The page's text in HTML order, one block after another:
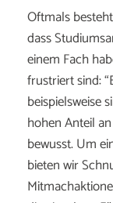
Oftmals
dass
einem Fach
frustriert sind:
beispielsweise
hohen Anteil
bewusst. Um
bieten wir